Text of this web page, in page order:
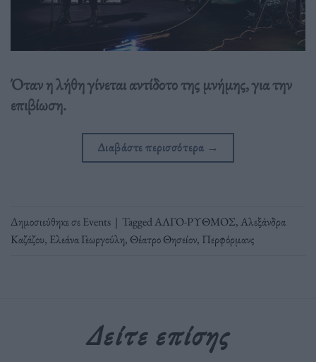
Όταν η λήθη γίνεται αντίδοτο της μνήμης, για την
επιβίωση.
Διαβάστε περισσότερα →
Δημοσιεύθηκε σεEvents | TaggedΑΛΓΟ-ΡΥΘΜΟΣ,Αλεξάνδρα
Καζάζου, Ελεάνα Γεωργούλη, Θέατρο Θησείον, Περφόρμανς
Δείτε επίσης